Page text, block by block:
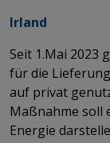
Irland
Seit 1.Mai 2023
für die
auf privat
Maßnahme soll
Energie